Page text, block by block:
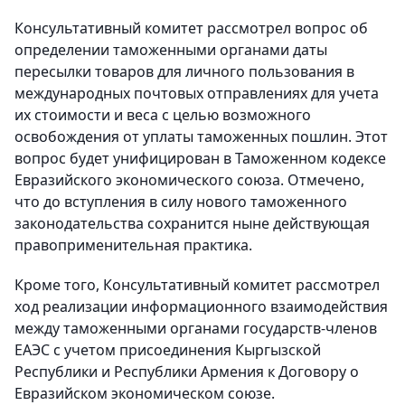
Консультативный комитет рассмотрел вопрос об
определении таможенными органами даты
пересылки товаров для личного пользования в
международных почтовых отправлениях для учета
их стоимости и веса с целью возможного
освобождения от уплаты таможенных пошлин. Этот
вопрос будет унифицирован в Таможенном кодексе
Евразийского экономического союза. Отмечено,
что до вступления в силу нового таможенного
законодательства сохранится ныне действующая
правоприменительная практика.
Кроме того, Консультативный комитет рассмотрел
ход реализации информационного взаимодействия
между таможенными органами государств-членов
ЕАЭС с учетом присоединения Кыргызской
Республики и Республики Армения к Договору о
Евразийском экономическом союзе.